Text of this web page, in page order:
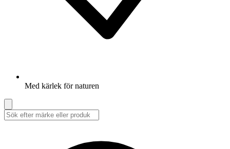
Med kärlek för naturen